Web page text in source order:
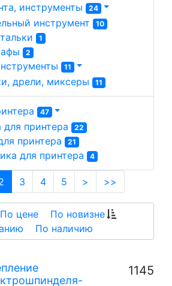
инструменты 24
инструмент 10
1
2
11
дрели, миксеры 11
47
принтера 22
принтера 21
для принтера 4
(current)
3 4 5 > >>
По цене
По новизне
По наличию
1145